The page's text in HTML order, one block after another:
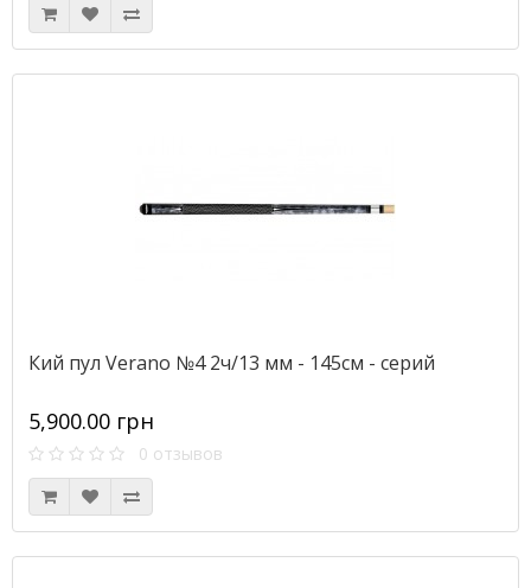
Кий пул Verano №4 2ч/13 мм - 145см - серий
5,900.00 грн
0 отзывов